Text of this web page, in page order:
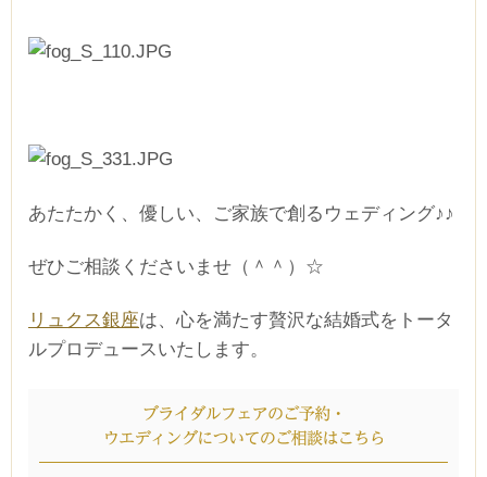
あたたかく、優しい、ご家族で創るウェディング♪♪
ぜひご相談くださいませ（＾＾）☆
リュクス銀座は、心を満たす贅沢な結婚式をトータ
ルプロデュースいたします。